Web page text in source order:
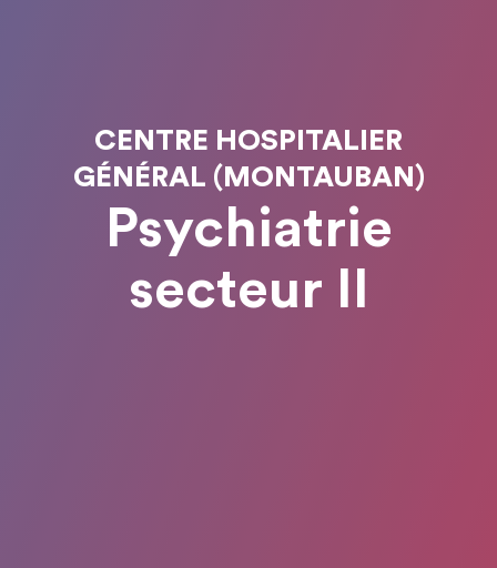
CENTRE HOSPITALIER
GÉNÉRAL (MONTAUBAN)
Psychiatrie
secteur II